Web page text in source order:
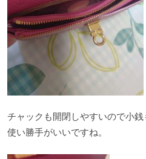
チャックも開閉しやすいので小銭
使い勝手がいいですね。